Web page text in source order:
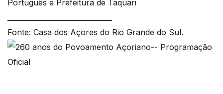
Português e Prefeitura de Taquari
Fonte: Casa dos Açores do Rio Grande do Sul.